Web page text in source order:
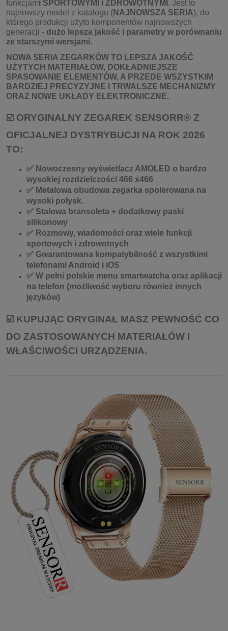
funkcjami SPORTOWYMI i ZDROWOTNYMI. Jest to
najnowszy model z katalogu (NAJNOWSZA SERIA), do
którego produkcji użyto komponentów najnowszych
generacji - dużo lepsza jakość i parametry w porównaniu
ze starszymi wersjami.
NOWA SERIA ZEGARKÓW TO LEPSZA JAKOŚĆ
UŻYTYCH MATERIAŁÓW, DOKŁADNIEJSZE
SPASOWANIE ELEMENTÓW, A PRZEDE WSZYSTKIM
BARDZIEJ PRECYZYJNE I TRWALSZE MECHANIZMY
ORAZ NOWE UKŁADY ELEKTRONICZNE.
☑️ ORYGINALNY ZEGAREK SENSORR® Z
OFICJALNEJ DYSTRYBUCJI NA ROK 2026
TO:
✅ Nowoczesny wyświetlacz AMOLED o bardzo
wysokiej rozdzielczości 466 x466
✅ Metalowa obudowa zegarka spolerowana na
wysoki połysk.
✅ Stalowa bransoleta + dodatkowy paski
silikonowy
✅ Rozmowy, wiadomości oraz wiele funkcji
sportowych i zdrowotnych
✅ Gwarantowana kompatybilność z wszystkimi
telefonami Android i iOS
✅ W pełni polskie menu smartwatcha oraz aplikacji
na telefon (możliwość wyboru również innych
języków)
☑️ KUPUJĄC ORYGINAŁ MASZ PEWNOŚĆ CO
DO ZASTOSOWANYCH MATERIAŁÓW I
WŁAŚCIWOŚCI URZĄDZENIA.